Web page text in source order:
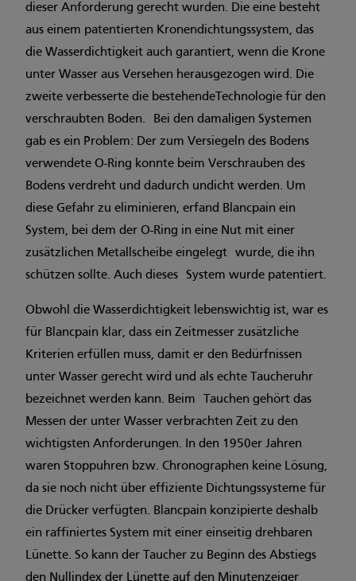
dieser Anforderung gerecht wurden. Die eine besteht
aus einem patentierten Kronendichtungssystem, das
die Wasserdichtigkeit auch garantiert, wenn die Krone
unter Wasser aus Versehen herausgezogen wird. Die
zweite verbesserte die bestehendeTechnologie für den
verschraubten Boden. Bei den damaligen Systemen
gab es ein Problem: Der zum Versiegeln des Bodens
verwendete O-Ring konnte beim Verschrauben des
Bodens verdreht und dadurch undicht werden. Um
diese Gefahr zu eliminieren, erfand Blancpain ein
System, bei dem der O-Ring in eine Nut mit einer
zusätzlichen Metallscheibe eingelegt wurde, die ihn
schützen sollte. Auch dieses System wurde patentiert.
Obwohl die Wasserdichtigkeit lebenswichtig ist, war es
für Blancpain klar, dass ein Zeitmesser zusätzliche
Kriterien erfüllen muss, damit er den Bedürfnissen
unter Wasser gerecht wird und als echte Taucheruhr
bezeichnet werden kann. Beim Tauchen gehört das
Messen der unter Wasser verbrachten Zeit zu den
wichtigsten Anforderungen. In den 1950er Jahren
waren Stoppuhren bzw. Chronographen keine Lösung,
da sie noch nicht über effiziente Dichtungssysteme für
die Drücker verfügten. Blancpain konzipierte deshalb
ein raffiniertes System mit einer einseitig drehbaren
Lünette. So kann der Taucher zu Beginn des Abstiegs
den Nullindex der Lünette auf den Minutenzeiger